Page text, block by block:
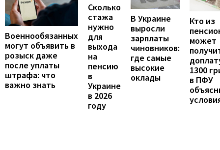
Военнообязанных
могут объявить в
розыск даже
после уплаты
штрафа: что
важно знать
Сколько
стажа
нужно
для
выхода
на
пенсию
в
Украине
в 2026
году
В Украине
выросли
зарплаты
чиновников:
где самые
высокие
оклады
Кто из
может
1300
в ПФУ